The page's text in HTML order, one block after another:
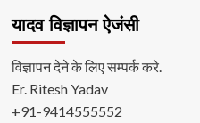
यादव विज्ञापन ऐजंसी
विज्ञापन देने के लिए सम्पर्क करे.
Er. Ritesh Yadav
+91-9414555552